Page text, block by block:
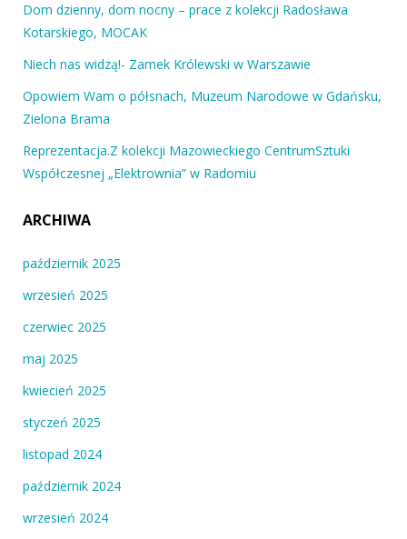
Dom dzienny, dom nocny – prace z kolekcji Radosława
Kotarskiego, MOCAK
Niech nas widzą!- Zamek Królewski w Warszawie
Opowiem Wam o półsnach, Muzeum Narodowe w Gdańsku,
Zielona Brama
Reprezentacja.Z kolekcji Mazowieckiego CentrumSztuki
Współczesnej „Elektrownia” w Radomiu
ARCHIWA
październik 2025
wrzesień 2025
czerwiec 2025
maj 2025
kwiecień 2025
styczeń 2025
listopad 2024
październik 2024
wrzesień 2024